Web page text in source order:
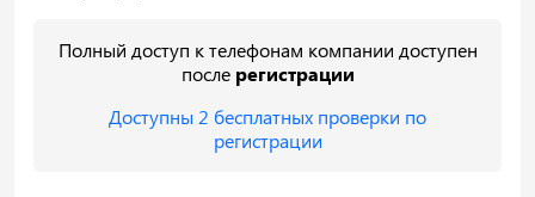
Полный доступ к телефонам компании доступен
после регистрации
Доступны 2 бесплатных проверки по
регистрации